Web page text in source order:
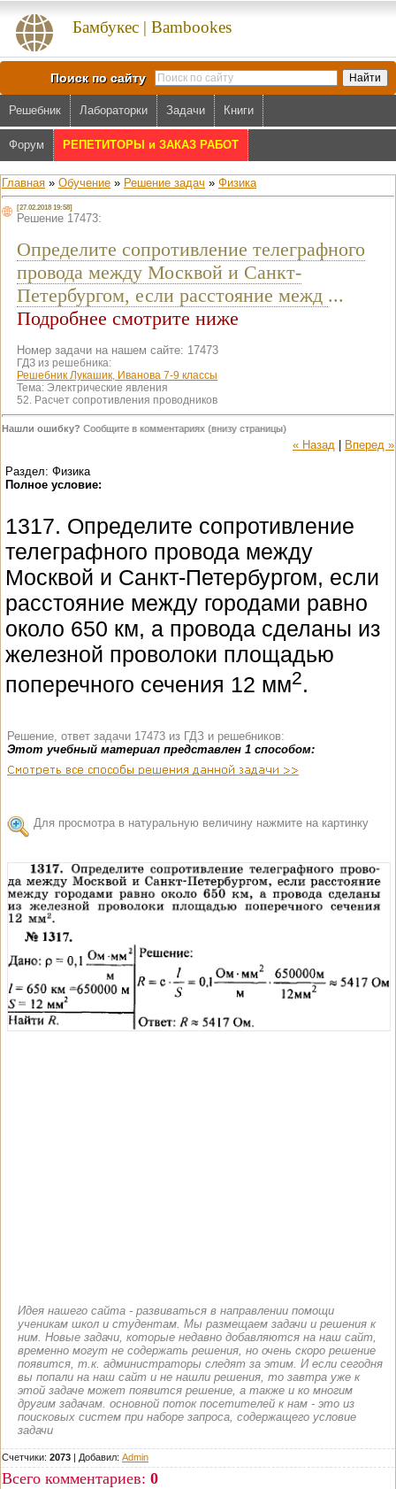
Бамбукес | Bambookes
Поиск по сайту
Решебник Лабораторки Задачи Книги
Форум РЕПЕТИТОРЫ и ЗАКАЗ РАБОТ
Главная » Обучение » Решение задач » Физика
[27.02.2018 19:58]
Решение 17473:
Определите сопротивление телеграфного
провода между Москвой и Санкт-
Петербургом, если расстояние межд ...
Подробнее смотрите ниже
Номер задачи на нашем сайте: 17473
ГДЗ из решебника:
Решебник Лукашик, Иванова 7-9 классы
Тема: Электрические явления
52. Расчет сопротивления проводников
Нашли ошибку? Сообщите в комментариях (внизу страницы)
« Назад
Вперед »
Раздел: Физика
Полное условие:
1317. Определите сопротивление
телеграфного провода между
Москвой и Санкт-Петербургом, если
расстояние между городами равно
около 650 км, а провода сделаны из
железной проволоки площадью
поперечного сечения 12 мм2.
Решение, ответ задачи 17473 из ГДЗ и решебников:
Этот учебный материал представлен 1 способом:
Для просмотра в натуральную величину нажмите на картинку
Идея нашего сайта - развиваться в направлении помощи
ученикам школ и студентам. Мы размещаем задачи и решения к
ним. Новые задачи, которые недавно добавляются на наш сайт,
временно могут не содержать решения, но очень скоро решение
появится, т.к. администраторы следят за этим. И если сегодня
вы попали на наш сайт и не нашли решения, то завтра уже к
этой задаче может появится решение, а также и ко многим
другим задачам. основной поток посетителей к нам - это из
поисковых систем при наборе запроса, содержащего условие
задачи
Счетчики: 2073 | Добавил: Admin
Всего комментариев: 0